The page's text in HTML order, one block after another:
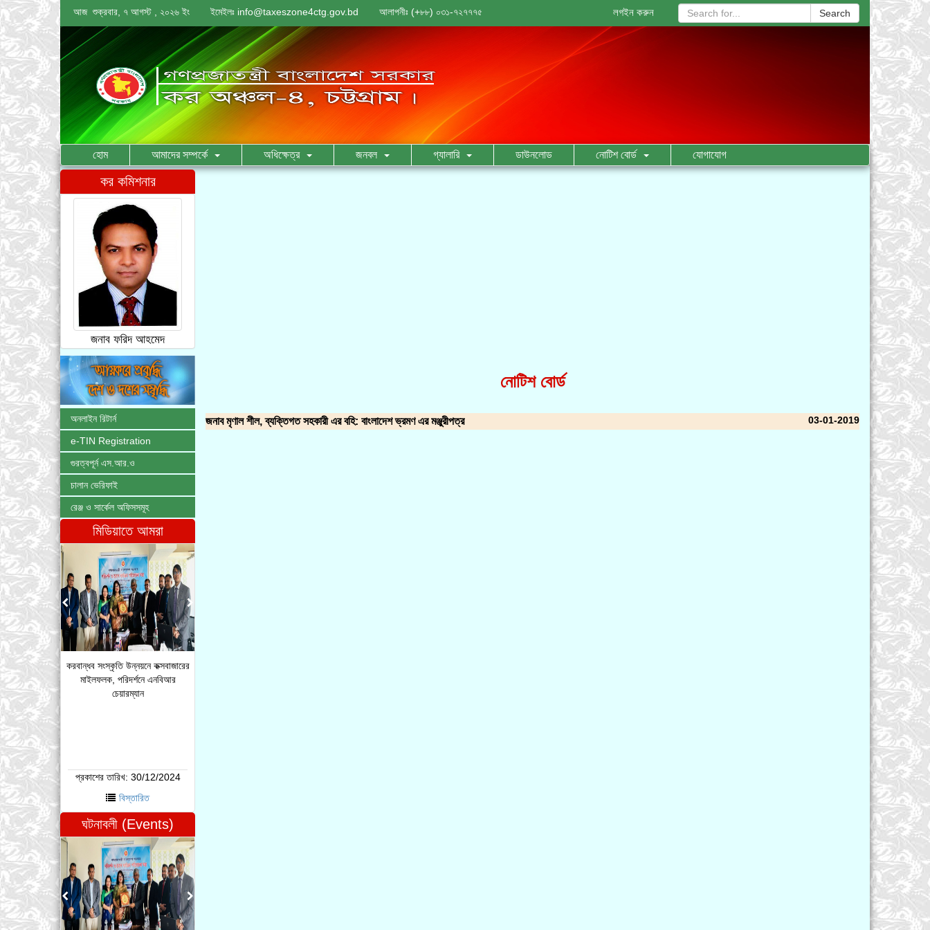
আজ শুক্রবার, ৭ আগস্ট , ২০২৬ ইং ইমেইলঃ info@taxeszone4ctg.gov.bd আলাপনীঃ (+৮৮) ০৩১-৭২৭৭৭৫ লগইন করুন Search
হোম আমাদের সম্পর্কে অধিক্ষেত্র জনবল গ্যালারি ডাউনলোড নোটিশ বোর্ড যোগাযোগ
কর কমিশনার
জনাব ফরিদ আহমেদ
অনলাইন রিটার্ন
e-TIN Registration
গুরত্বপূর্ন এস.আর.ও
চালান ভেরিফাই
রেঞ্জ ও সার্কেল অফিসসমূহ
মিডিয়াতে আমরা
করবান্ধব সংস্কৃতি উন্নয়নে কক্সবাজারের
মাইলফলক, পরিদর্শনে এনবিআর
চেয়ারম্যান
প্রকাশের তারিখ: 30/12/2024
বিস্তারিত
ঘটনাবলী (Events)
নোটিশ বোর্ড
জনাব মৃণাল শীল, ব্যক্তিগত সহকারী এর বহি: বাংলাদেশ ভ্রমণ এর মঞ্জুরীপত্র 03-01-2019